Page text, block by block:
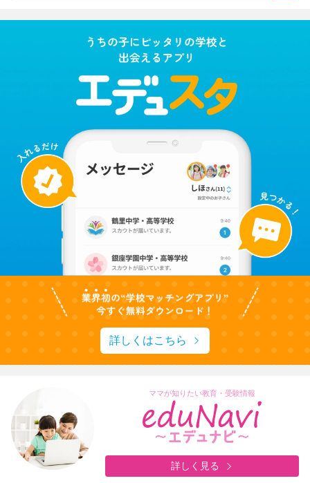
詳しくはこちら
ママが知りたい教育・受験情報
詳しく見る